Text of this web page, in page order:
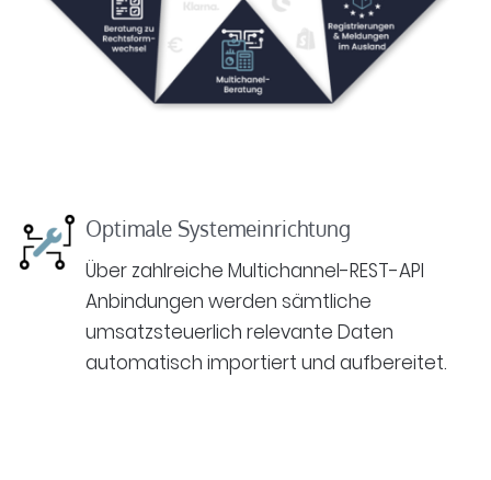
Optimale Systemeinrichtung
Über zahlreiche Multichannel-REST-API
Anbindungen werden sämtliche
umsatzsteuerlich relevante Daten
automatisch importiert und aufbereitet.